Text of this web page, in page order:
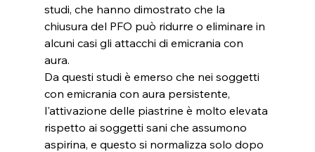
studi, che hanno dimostrato che la
chiusura del PFO può ridurre o eliminare in
alcuni casi gli attacchi di emicrania con
aura.
Da questi studi è emerso che nei soggetti
con emicrania con aura persistente,
l'attivazione delle piastrine è molto elevata
rispetto ai soggetti sani che assumono
aspirina, e questo si normalizza solo dopo